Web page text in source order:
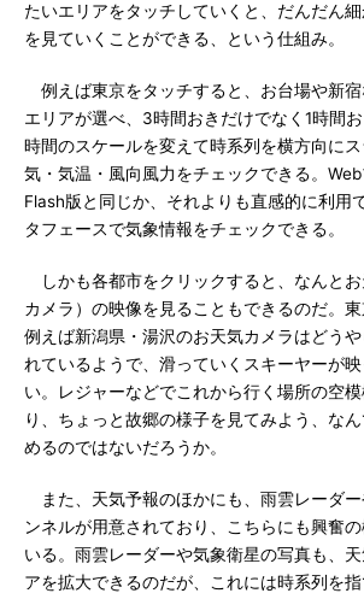
たいエリアをタッチしていくと、だんだん
を見ていくことができる、という仕組み。
例えば東京をタッチすると、お台場や新
エリアが選べ、3時間おきだけでなく1時間お
時間のスケールを変えて時系列を横方向に
気・気温・風向風力をチェックできる。
Flash版と同じか、それよりも直感的に利用
タフェースで気象情報をチェックできる。
しかも各都市をクリックすると、なんと
カメラ）の映像を見ることもできるのだ。東
例えば新潟県・湯沢のお天気カメラはどう
れているようで、滑っていくスキーヤーが
い。レジャーなどでこれから行く場所の空
り、ちょっと故郷の様子を見てみよう、な
めるのではないだろうか。
また、天気予報のほかにも、雨雲レーダ
ンネルが用意されており、こちらにも興奮
いる。雨雲レーダーや気象衛星の写真も、
アを拡大できるのだが、これには時系列を